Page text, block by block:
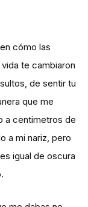
cómo las
te cambiaron
de sentir tu
que me
a centimetros de
a mi nariz, pero
igual de oscura